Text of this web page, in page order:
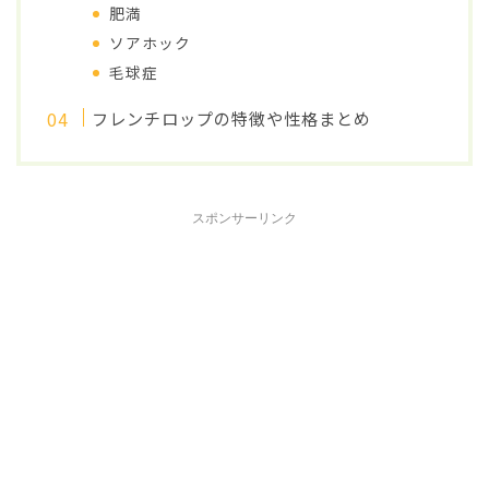
肥満
ソアホック
毛球症
フレンチロップの特徴や性格まとめ
スポンサーリンク